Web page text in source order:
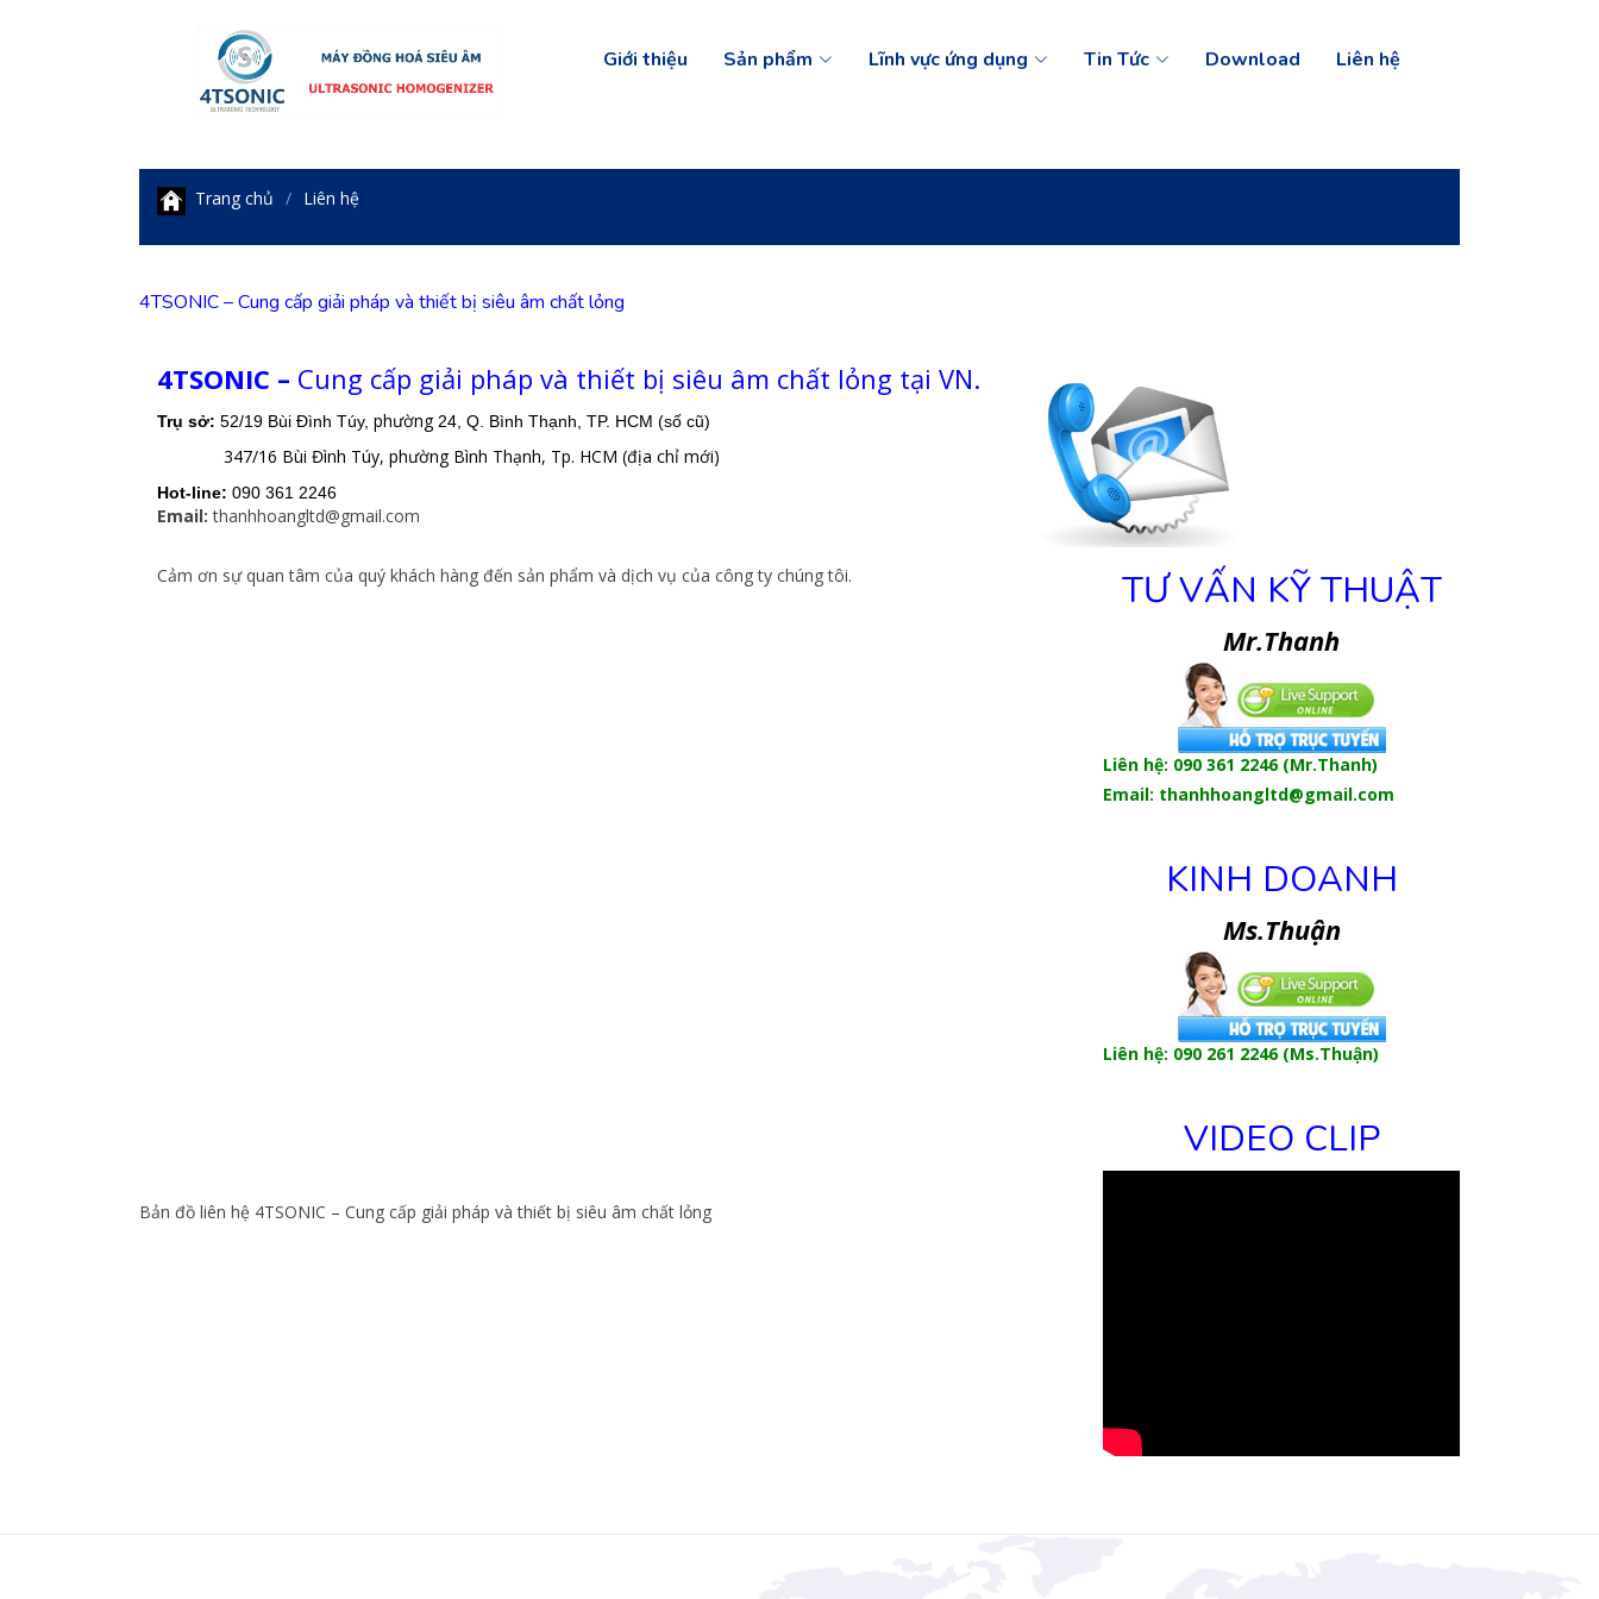
Giới thiệu Sản phẩm Lĩnh vực ứng dụng Tin Tức Download Liên hệ
Trang chủ Liên hệ
4TSONIC – Cung cấp giải pháp và thiết bị siêu âm chất lỏng
4TSONIC – Cung cấp giải pháp và thiết bị siêu âm chất lỏng tại VN.
Trụ sở: 52/19 Bùi Đình Túy, phường 24, Q. Bình Thạnh, TP. HCM (số cũ)
347/16 Bùi Đình Túy, phường Bình Thạnh, Tp. HCM (địa chỉ mới)
Hot-line: 090 361 2246
Email: thanhhoangltd@gmail.com
Cảm ơn sự quan tâm của quý khách hàng đến sản phẩm và dịch vụ của công ty chúng tôi. TƯ VẤN KỸ THUẬT
Mr.Thanh
Liên hệ: 090 361 2246(Mr.Thanh)
Email: thanhhoangltd@gmail.com
KINH DOANH
Ms.Thuận
Liên hệ: 090 261 2246(Ms.Thuận)
VIDEO CLIP
Bản đồ liên hệ 4TSONIC – Cung cấp giải pháp và thiết bị siêu âm chất lỏng